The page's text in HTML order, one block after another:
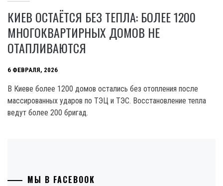
КИЕВ ОСТАЁТСЯ БЕЗ ТЕПЛА: БОЛЕЕ 1200
МНОГОКВАРТИРНЫХ ДОМОВ НЕ
ОТАПЛИВАЮТСЯ
6 ФЕВРАЛЯ, 2026
В Киеве более 1200 домов остались без отопления после
массированных ударов по ТЭЦ и ТЭС. Восстановление тепла
ведут более 200 бригад.
МЫ В FACEBOOK